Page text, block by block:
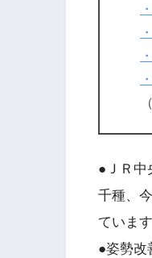
●ＪＲ中
千種、
ています
●姿勢改